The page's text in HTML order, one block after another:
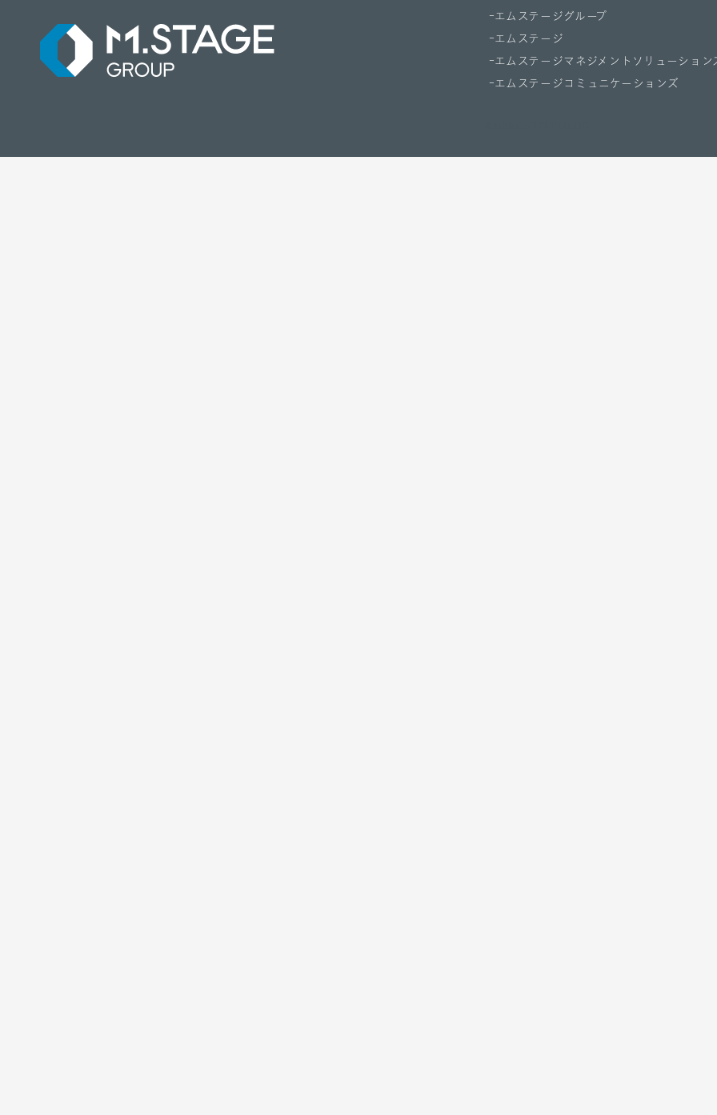
エムステージグループ
エムステージ
エムステージマネジメントソリューション
エムステージコミュニケーションズ